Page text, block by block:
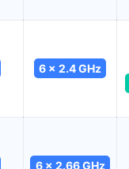
6 x 2.4 GHz
6 x 2.66 GHz